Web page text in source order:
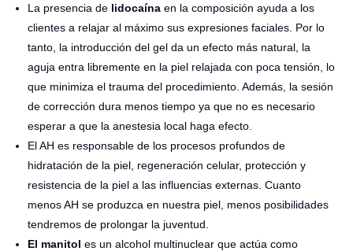
La presencia de lidocaína en la composición ayuda a los
clientes a relajar al máximo sus expresiones faciales. Por lo
tanto, la introducción del gel da un efecto más natural, la
aguja entra libremente en la piel relajada con poca tensión, lo
que minimiza el trauma del procedimiento. Además, la sesión
de corrección dura menos tiempo ya que no es necesario
esperar a que la anestesia local haga efecto.
El AH es responsable de los procesos profundos de
hidratación de la piel, regeneración celular, protección y
resistencia de la piel a las influencias externas. Cuanto
menos AH se produzca en nuestra piel, menos posibilidades
tendremos de prolongar la juventud.
El manitol es un alcohol multinuclear que actúa como